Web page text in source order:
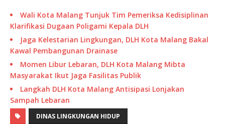
Wali Kota Malang Tunjuk Tim Pemeriksa Kedisiplinan
Klarifikasi Dugaan Poligami Kepala DLH
Jaga Kelestarian Lingkungan, DLH Kota Malang Bakal
Kawal Pembangunan Drainase
Momen Libur Lebaran, DLH Kota Malang Mibta
Masyarakat Ikut Jaga Fasilitas Publik
Langkah DLH Kota Malang Antisipasi Lonjakan
Sampah Lebaran
DINAS LINGKUNGAN HIDUP